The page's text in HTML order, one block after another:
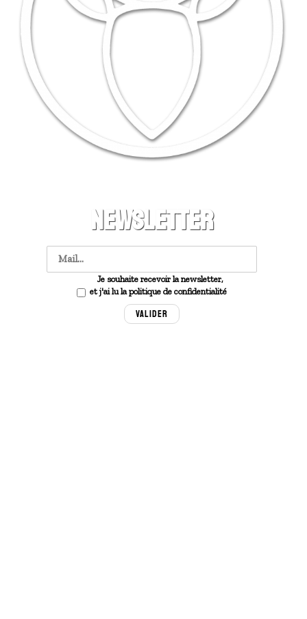
NEWSLETTER
Je souhaite recevoir la newsletter,
et j'ai lu la politique de confidentialité